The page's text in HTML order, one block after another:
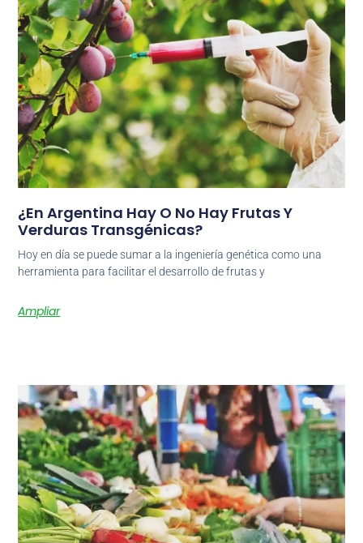
¿En Argentina Hay O No Hay Frutas Y
Verduras Transgénicas?
Hoy en día se puede sumar a la ingeniería genética como una
herramienta para facilitar el desarrollo de frutas y
Ampliar